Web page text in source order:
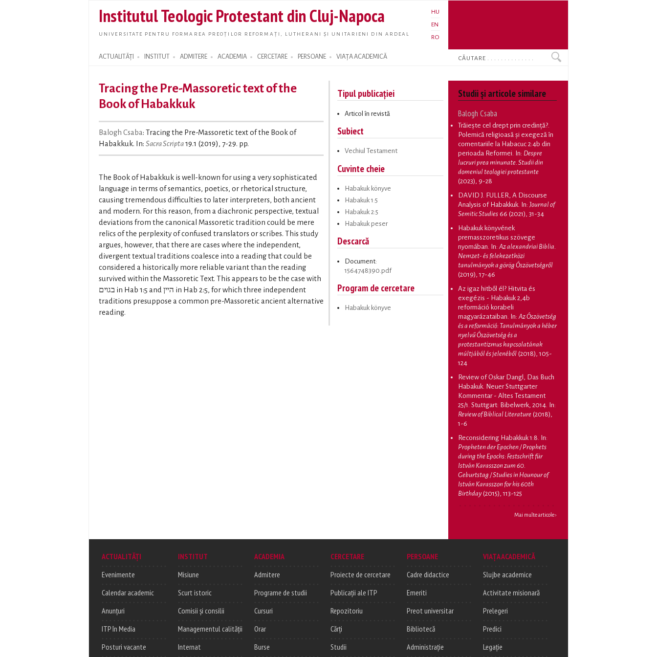
main
content
Institutul Teologic Protestant din Cluj-Napoca
UNIVERSITATE PENTRU FORMAREA PREOȚILOR REFORMAȚI, LUTHERANI ȘI UNITARIENI DIN ARDEAL
HU
EN
RO
ACTUALITĂȚI INSTITUT ADMITERE ACADEMIA CERCETARE PERSOANE VIAȚA ACADEMICĂ
Search form
Search
Tracing the Pre-Massoretic text of the
Book of Habakkuk
Balogh Csaba: Tracing the Pre-Massoretic text of the Book of
Habakkuk. In: Sacra Scripta19.1 (2019), 7-29. pp.
The Book of Habakkuk is well-known for using a very sophisticated
language in terms of semantics, poetics, or rhetorical structure,
causing tremendous difficulties to later interpreters, both ancient
and modern. For this reason, from a diachronic perspective, textual
deviations from the canonical Massoretic tradition could be mere
relics of the perplexity of confused translators or scribes. This study
argues, however, that there are cases where the independent,
divergent textual traditions coalesce into a reading that could be
considered a historically more reliable variant than the reading
survived within the Massoretic Text. This appears to be the case with
בגוים in Hab 1:5 and היין in Hab 2:5, for which three independent
traditions presuppose a common pre-Massoretic ancient alternative
reading.
Tipul publicației
Articol în revistă
Subiect
Vechiul Testament
Cuvinte cheie
Habakuk könyve
Habakuk 1:5
Habakuk 2:5
Habakuk peser
Descarcă
Document:
1564748390.pdf
Program de cercetare
Habakuk könyve
Studii și articole similare
Balogh Csaba
Trăiește cel drept prin credință?.
Polemică religioasă și exegeză în
comentariile la Habacuc 2:4b din
perioada Reformei . In: Despre
lucruri prea minunate. Studii din
domeniul teologiei protestante
(2023), 9-28
DAVID J. FULLER, A Discourse
Analysis of Habakkuk . In: Journal of
Semitic Studies 66 (2021), 31-34
Habakuk könyvének
premasszoretikus szövege
nyomában . In: Az alexandriai Biblia.
Nemzet- és felekezetközi
tanulmányok a görög Ószövetségről
(2019), 17-46
Az igaz hitből él? Hitvita és
exegézis - Habakuk 2,4b
reformáció korabeli
magyarázataiban . In: Az Ószövetség
és a reformáció: Tanulmányok a héber
nyelvű Ószövetség és a
protestantizmus kapcsolatának
múltjából és jelenéből (2018), 105-
124
Review of Oskar Dangl, Das Buch
Habakuk. Neuer Stuttgarter
Kommentar - Altes Testament
25/1. Stuttgart: Bibelwerk, 2014 . In:
Review of Biblical Literature (2018),
1-6
Reconsidering Habakkuk 1:8 . In:
Propheten der Epochen / Prophets
during the Epochs: Festschrift für
István Karasszon zum 60.
Geburtstag / Studies in Hounour of
István Karasszon for his 60th
Birthday (2015), 113-125
Mai multe articole ›
ACTUALITĂȚI
Evenimente
Calendar academic
Anunțuri
ITP în Media
Posturi vacante
INSTITUT
Misiune
Scurt istoric
Comisii și consilii
Managementul calității
Internat
ACADEMIA
Admitere
Programe de studii
Cursuri
Orar
Burse
CERCETARE
Proiecte de cercetare
Publicații ale ITP
Repozitoriu
Cărți
Studii
PERSOANE
Cadre didactice
Emeriti
Preot universitar
Bibliotecă
Administrație
VIAȚA ACADEMICĂ
Slujbe academice
Activitate misionară
Prelegeri
Predici
Legație